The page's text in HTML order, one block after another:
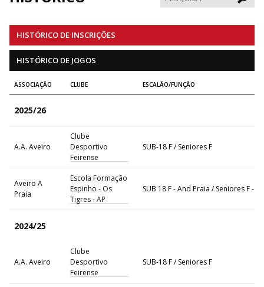
HISTÓRICO DE INSCRIÇÕES
HISTÓRICO DE JOGOS
ASSOCIAÇÃO CLUBE ESCALÃO/FUNÇÃO
2025/26
A.A. Aveiro
Clube
Desportivo
Feirense
SUB-18 F / Seniores F
Aveiro A
Praia
Escola Formação
Espinho - Os
Tigres - AP
SUB 18 F - And Praia / Seniores F -
2024/25
A.A. Aveiro
Clube
Desportivo
Feirense
SUB-18 F / Seniores F